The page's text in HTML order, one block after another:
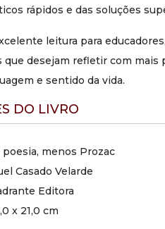
rápidos e das soluções
leitura para
desejam refletir com mais
e sentido da vida.
DO LIVRO
poesia, menos Prozac
Casado Velarde
Editora
x 21,0 cm